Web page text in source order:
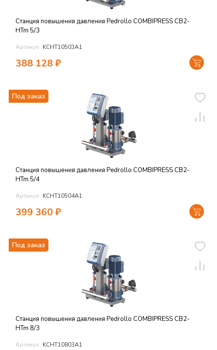
Станция повышения давления Pedrollo COMBIPRESS CB2-
HTm 5/3
Артикул: KCHT10503A1
388 128₽
Под заказ
Станция повышения давления Pedrollo COMBIPRESS CB2-
HTm 5/4
Артикул: KCHT10504A1
399 360₽
Под заказ
Станция повышения давления Pedrollo COMBIPRESS CB2-
HTm 8/3
Артикул: KCHT10803A1